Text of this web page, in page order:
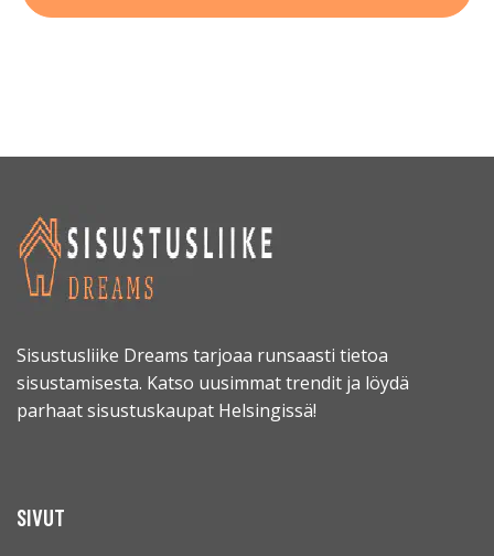
Sisustusliike Dreams tarjoaa runsaasti tietoa
sisustamisesta. Katso uusimmat trendit ja löydä
parhaat sisustuskaupat Helsingissä!
SIVUT